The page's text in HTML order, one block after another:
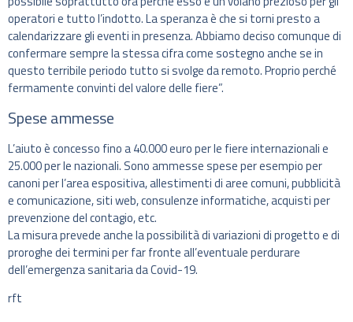
operatori e tutto l’indotto. La speranza è che si torni presto a
calendarizzare gli eventi in presenza. Abbiamo deciso comunque di
confermare sempre la stessa cifra come sostegno anche se in
questo terribile periodo tutto si svolge da remoto. Proprio perché
fermamente convinti del valore delle fiere”.
Spese ammesse
L’aiuto è concesso fino a 40.000 euro per le fiere internazionali e
25.000 per le nazionali. Sono ammesse spese per esempio per
canoni per l’area espositiva, allestimenti di aree comuni, pubblicità
e comunicazione, siti web, consulenze informatiche, acquisti per
prevenzione del contagio, etc.
La misura prevede anche la possibilità di variazioni di progetto e di
proroghe dei termini per far fronte all’eventuale perdurare
dell’emergenza sanitaria da Covid-19.
rft